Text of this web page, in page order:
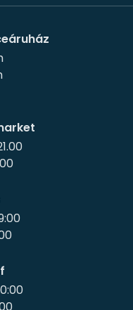
V: 07.00-21.00
V: 10:00-16:00